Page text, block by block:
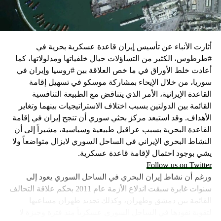
كما وقال بيان من مكتب نتنياهو إنه مصر على بقاء القوات
الإسرائيلية في محور فيلادلفيا “لمنع الإرهابيين من إعادة
التسلح”.
وفي هذا السياق، قال الكاتب والباحث السياسي الفلسطيني
جمال زقوت في حديث لـ”سكاي نيوز عربية”:
حماس ليست عقبة في المفاوضات وأي حديث من هذا
القبيل تجني على الموقف الفلسطيني.
المعضلة الأساسية هي أن نتنياهو يعرض المجتمع
الإسرائيلي والمنطقة للخطر.
حماس وافقت على الإطار الرئيسي الذي قدمه جو بايدن
وقالت إنها وافقت على تصورات يوليو.
حماس تدرك أن وقف إطلاق النار مصلحة لفلسطين
والمنطقة.
أثارت الأنباء عن تأسيس إيران قاعدة عسكرية بحرية في
#طرطوس، الكثير من التساؤلات حيال خلفياتها ومدلولاتها، كما
أعادت خلط الأوراق في ما خص العلاقة بين #روسيا وإيران في
سوريا، من خلال الإيحاء بمشاركة موسكو في تسهيل إقامة
القاعدة الإيرانية، الأمر الذي يتناقض مع الطبيعة التنافسية
القائمة بين الدولتين بسبب اختلاف الاستراتيجيات بينهما وتغاير
الأهداف. وقد استبعد مركز بحثي سوري أن تنجح إيران في إقامة
القاعدة البحرية بسبب عراقيل طبيعية وسياسية، مشيراً إلى أن
النشاط البحري الإيراني في الساحل السوري لايزال متواضعاً ولا
يشي بوجود احتمال لإقامة قاعدة عسكرية.
Follow us on Twitter
ورغم أن نشاط إيران البحري في الساحل السوري يعود إلى
سنوات غابرة سبقت اندلاع الأزمة عام 2011 بحكم علاقة التحالف